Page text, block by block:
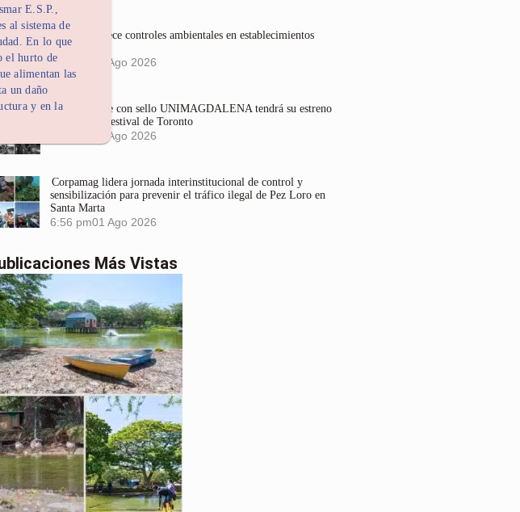
E.S.P.,
al sistema de
En lo que
el hurto de
alimentan las
un daño
y en la
Dadsa fortalece controles ambientales en establecimientos
comerciales
3:58 pm
05 Ago 2026
Largometraje con sello UNIMAGDALENA tendrá su estreno
mundial en Festival de Toronto
05 Ago 2026
Corpamag lidera jornada interinstitucional de control y
sensibilización para prevenir el tráfico ilegal de Pez Loro en
Santa Marta
6:56 pm01 Ago 2026
Más Vistas